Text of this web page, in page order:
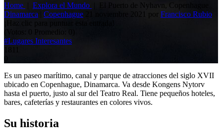
Home Explora el Mundo
El Puerto de Nyhavn, Copenhague
Dinamarca
Copenhague por Francisco Rubio
¡Haz clic para puntuar esta entrada!
Promedio:
#Lugares Interesantes
Es un paseo marítimo, canal y parque de atracciones del siglo XVII
ubicado en Copenhague, Dinamarca. Va desde Kongens Nytorv
hasta el puerto, justo al sur del Teatro Real. Tiene pequeños hoteles,
bares, cafeterías y restaurantes en colores vivos.
Su historia